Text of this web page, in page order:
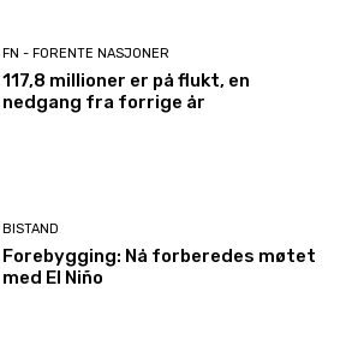
FN - FORENTE NASJONER
117,8 millioner er på flukt, en
nedgang fra forrige år
BISTAND
Forebygging: Nå forberedes møtet
med El Niño